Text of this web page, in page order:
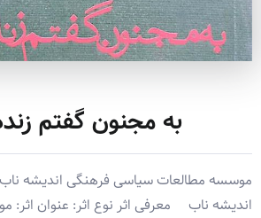
به مجنون گفتم
موسسه مطالعات سیاسی فرهنگی اندیشه
اندیشه ناب معرفی اثر نوع اثر: عنوان اثر: